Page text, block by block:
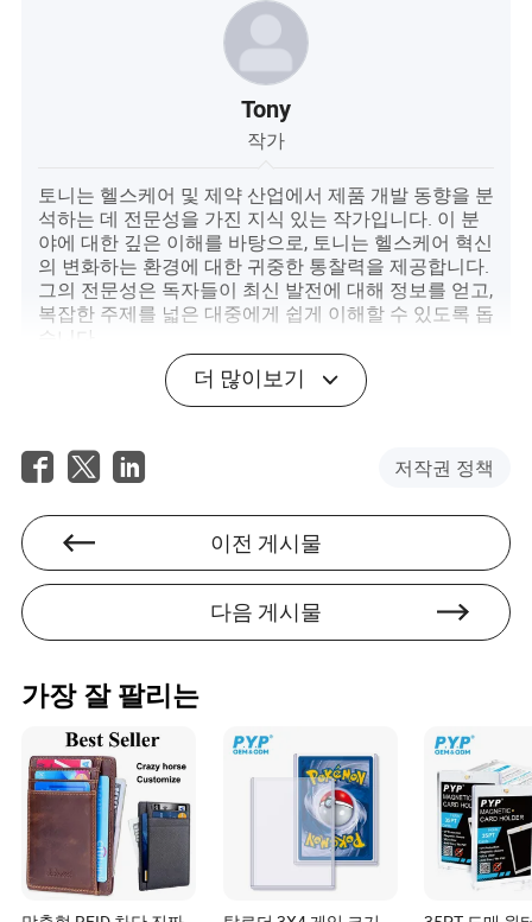
Tony
작가
토니는 헬스케어 및 제약 산업에서 제품 개발 동향을 분
석하는 데 전문성을 가진 지식 있는 작가입니다. 이 분
야에 대한 깊은 이해를 바탕으로, 토니는 헬스케어 혁신
의 변화하는 환경에 대한 귀중한 통찰력을 제공합니다.
그의 전문성은 독자들이 최신 발전에 대해 정보를 얻고,
복잡한 주제를 넓은 대중에게 쉽게 이해할 수 있도록 돕
습니다.
더 많이보기
저작권 정책
이전 게시물
다음 게시물
가장 잘 팔리는